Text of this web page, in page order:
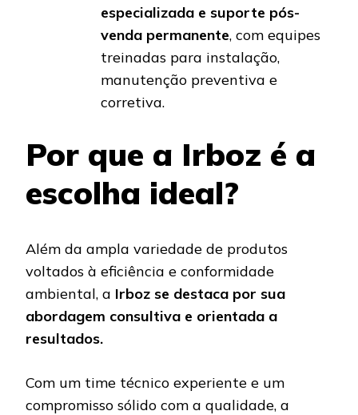
especializada e suporte pós-
venda permanente, com equipes
treinadas para instalação,
manutenção preventiva e
corretiva.
Por que a Irboz é a
escolha ideal?
Além da ampla variedade de produtos
voltados à eficiência e conformidade
ambiental, a Irboz se destaca por sua
abordagem consultiva e orientada a
resultados.
Com um time técnico experiente e um
compromisso sólido com a qualidade, a